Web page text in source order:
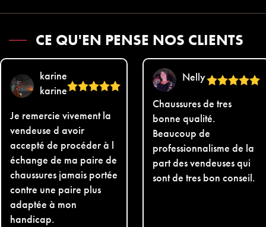
CE QU'EN PENSE NOS CLIENTS
karine
karine
Je remercie vivement la
vendeuse d avoir
accepté de procéder à l
échange de ma paire de
chaussures jamais portée
contre une paire plus
adaptée à mon
handicap.
Nelly
Chaussures de tres
bonne qualité.
Beaucoup de
professionnalisme de la
part des vendeuses qui
sont de tres bon conseil.